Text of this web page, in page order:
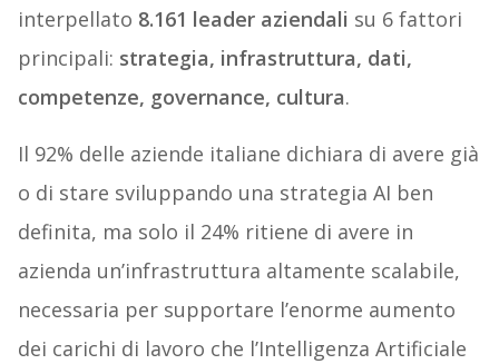
interpellato 8.161 leader aziendali su 6 fattori
principali: strategia, infrastruttura, dati,
competenze, governance, cultura.
Il 92% delle aziende italiane dichiara di avere già
o di stare sviluppando una strategia AI ben
definita, ma solo il 24% ritiene di avere in
azienda un’infrastruttura altamente scalabile,
necessaria per supportare l’enorme aumento
dei carichi di lavoro che l’Intelligenza Artificiale